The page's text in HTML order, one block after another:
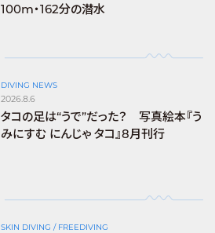
100m・162分の潜水
DIVING NEWS
2026.8.6
タコの足は“うで”だった？ 写真絵本『う
みにすむ にんじゃ タコ』8月刊行
SKIN DIVING / FREEDIVING